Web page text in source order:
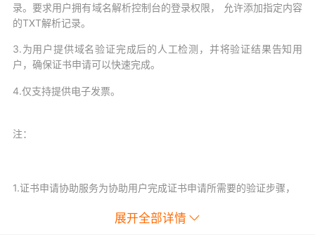
录。要求用户拥有域名解析控制台的登录权限， 允许添加指定内容
的TXT解析记录。
3.为用户提供域名验证完成后的人工检测，并将验证结果告知用
户，确保证书申请可以快速完成。
4.仅支持提供电子发票。
注：
1.证书申请协助服务为协助用户完成证书申请所需要的验证步骤，
法完成。请提交退款申请，取消服务订单。
展开全部详情